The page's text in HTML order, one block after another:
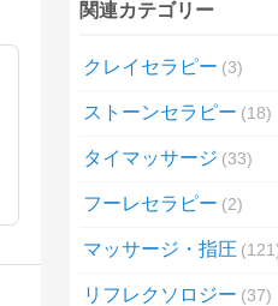
関連カテゴリー
クレイセラピー 3
ストーンセラピー 18
タイマッサージ 33
フーレセラピー 2
マッサージ・指圧 121
リフレクソロジー 37